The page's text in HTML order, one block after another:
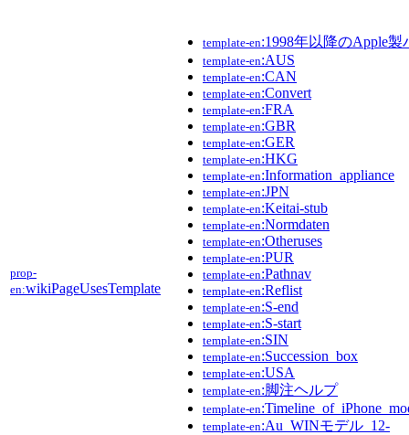
prop-
en:wikiPageUsesTemplate
template-en:1998年以降のApple
template-en:AUS
template-en:CAN
template-en:Convert
template-en:FRA
template-en:GBR
template-en:GER
template-en:HKG
template-en:Information_appliance
template-en:JPN
template-en:Keitai-stub
template-en:Normdaten
template-en:Otheruses
template-en:PUR
template-en:Pathnav
template-en:Reflist
template-en:S-end
template-en:S-start
template-en:SIN
template-en:Succession_box
template-en:USA
template-en:脚注ヘルプ
template-en
template-en:Au_WINモデル_12-